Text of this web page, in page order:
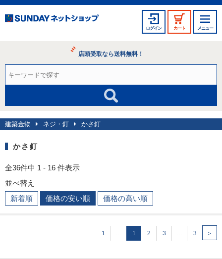
ログイン カート メニュー
店頭受取なら送料無料！
建築金物 ネジ・釘 かさ釘
かさ釘
全36件中 1 - 16 件表示
並べ替え
新着順
価格の安い順 価格の高い順
1 … 1 2 3 … 3 ＞